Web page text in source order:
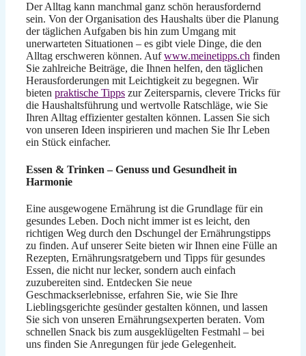
Der Alltag kann manchmal ganz schön herausfordernd
sein. Von der Organisation des Haushalts über die Planung
der täglichen Aufgaben bis hin zum Umgang mit
unerwarteten Situationen – es gibt viele Dinge, die den
Alltag erschweren können. Aufwww.meinetipps.ch finden
Sie zahlreiche Beiträge, die Ihnen helfen, den täglichen
Herausforderungen mit Leichtigkeit zu begegnen. Wir
bieten praktische Tipps zur Zeitersparnis, clevere Tricks für
die Haushaltsführung und wertvolle Ratschläge, wie Sie
Ihren Alltag effizienter gestalten können. Lassen Sie sich
von unseren Ideen inspirieren und machen Sie Ihr Leben
ein Stück einfacher.
Essen & Trinken – Genuss und Gesundheit in
Harmonie
Eine ausgewogene Ernährung ist die Grundlage für ein
gesundes Leben. Doch nicht immer ist es leicht, den
richtigen Weg durch den Dschungel der Ernährungstipps
zu finden. Auf unserer Seite bieten wir Ihnen eine Fülle an
Rezepten, Ernährungsratgebern und Tipps für gesundes
Essen, die nicht nur lecker, sondern auch einfach
zuzubereiten sind. Entdecken Sie neue
Geschmackserlebnisse, erfahren Sie, wie Sie Ihre
Lieblingsgerichte gesünder gestalten können, und lassen
Sie sich von unseren Ernährungsexperten beraten. Vom
schnellen Snack bis zum ausgeklügelten Festmahl – bei
uns finden Sie Anregungen für jede Gelegenheit.